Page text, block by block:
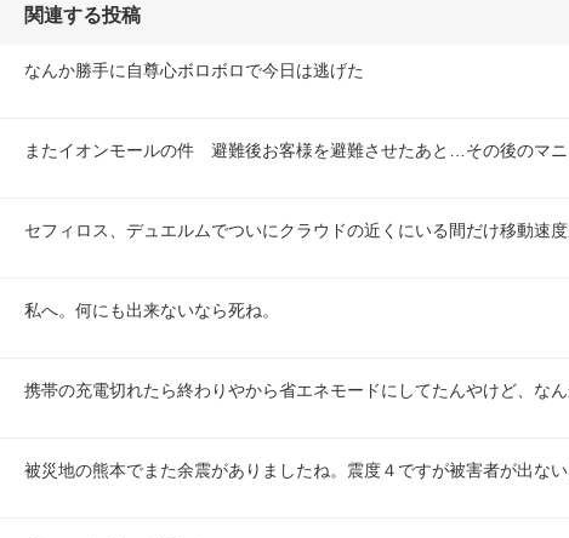
関連する投稿
なんか勝手に自尊心ボロボロで今日は逃げた
またイオンモールの件　避難後お客様を避難させたあと…その後のマ
セフィロス、デュエルムでついにクラウドの近くにいる間だけ移動速
私へ。何にも出来ないなら死ね。
携帯の充電切れたら終わりやから省エネモードにしてたんやけど、な
被災地の熊本でまた余震がありましたね。震度４ですが被害者が出な